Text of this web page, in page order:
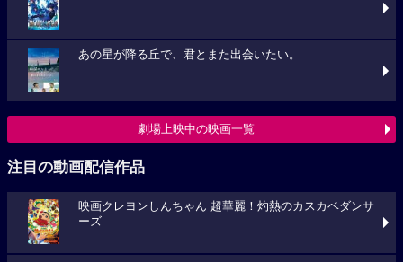
あの星が降る丘で、君とまた出会いたい。
劇場上映中の映画一覧
注目の動画配信作品
映画クレヨンしんちゃん 超華麗！灼熱のカスカベダンサ
ーズ